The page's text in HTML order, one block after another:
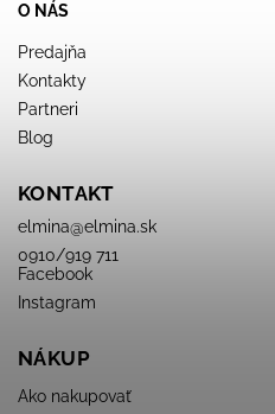
O NÁS
Predajňa
Kontakty
Partneri
Blog
KONTAKT
elmina@elmina.sk
0910/919 711
Facebook
Instagram
NÁKUP
Ako nakupovať